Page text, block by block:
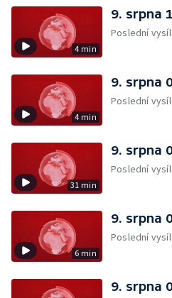
4 min
9. srpna
Poslední
4 min
9. srpna
Poslední
31 min
9. srpna
Poslední
6 min
9. srpna
Poslední
9. srpna